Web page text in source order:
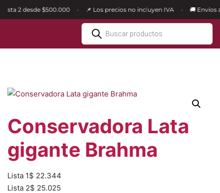
contenido
2 desde $500.000 📌 Los precios no incluyen IVA 🚚 Envíos
Conservadora Lata
gigante Brahma
Lista 1$ 22.344
Lista 2$ 25.025